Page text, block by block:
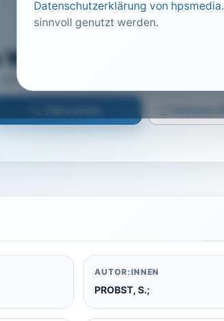
Datenschutzerklärung von hpsmedia
sinnvoll genutzt werden.
6 · S. 356 bis 359
AUTOR:INNEN
PROBST, S.;